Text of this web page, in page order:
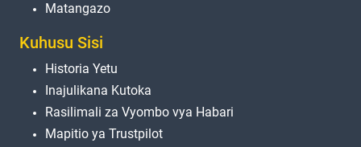
Matangazo
Kuhusu Sisi
Historia Yetu
Inajulikana Kutoka
Rasilimali za Vyombo vya Habari
Mapitio ya Trustpilot